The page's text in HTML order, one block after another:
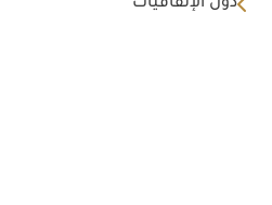
دول الإتفاقيات